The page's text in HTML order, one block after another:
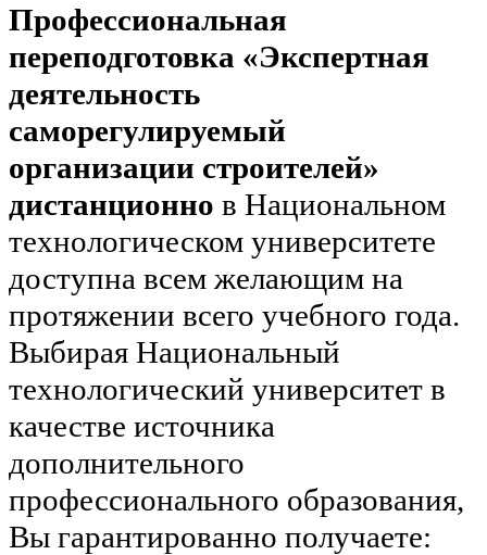
Профессиональная
переподготовка «Экспертная
деятельность
саморегулируемый
организации строителей»
дистанционно в Национальном
технологическом университете
доступна всем желающим на
протяжении всего учебного года.
Выбирая Национальный
технологический университет в
качестве источника
дополнительного
профессионального образования,
Вы гарантированно получаете: